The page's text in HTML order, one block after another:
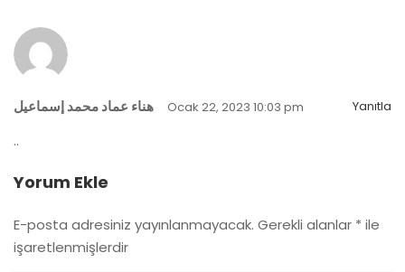
هناء عماد محمد إسماعيل Ocak 22, 2023 10:03 pm Yanıtla
..
Yorum Ekle
E-posta adresiniz yayınlanmayacak. Gerekli alanlar * ile
işaretlenmişlerdir